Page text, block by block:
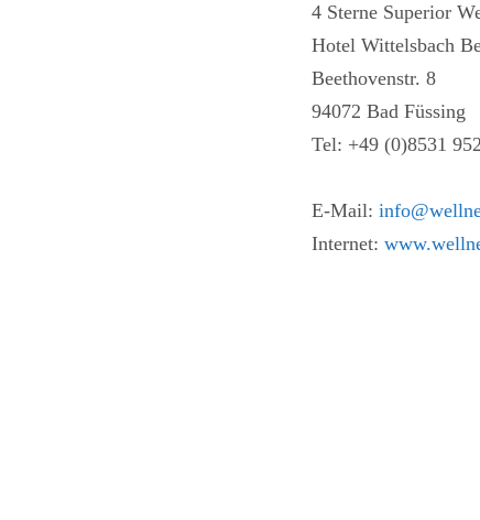
4 Sterne Superior
Hotel Wittelsbach
Beethovenstr. 8
94072 Bad Füssing
Tel: +49 (0)8531
E-Mail:
Internet: